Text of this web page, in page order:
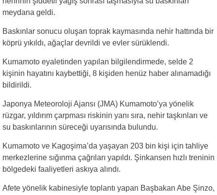
meydana geldi.
Baskınlar sonucu oluşan toprak kaymasında nehir hattında bir
köprü yıkıldı, ağaçlar devrildi ve evler sürüklendi.
Kumamoto eyaletinden yapılan bilgilendirmede, selde 2
kişinin hayatını kaybettiği, 8 kişiden henüz haber alınamadığı
bildirildi.
Japonya Meteoroloji Ajansı (JMA) Kumamoto’ya yönelik
rüzgar, yıldırım çarpması riskinin yanı sıra, nehir taşkınları ve
su baskınlarının süreceği uyarısında bulundu.
Kumamoto ve Kagoşima’da yaşayan 203 bin kişi için tahliye
merkezlerine sığınma çağrıları yapıldı. Şinkansen hızlı treninin
bölgedeki faaliyetleri askıya alındı.
Afete yönelik kabinesiyle toplantı yapan Başbakan Abe Şinzo,